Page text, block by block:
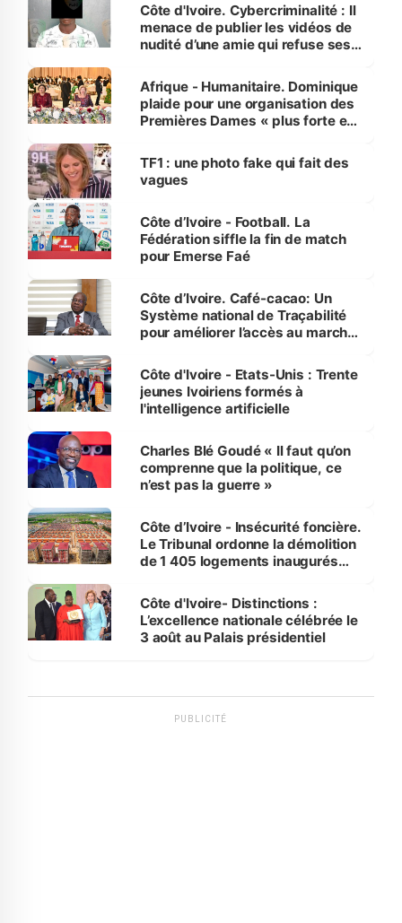
Côte d'Ivoire. Cybercriminalité : Il
menace de publier les vidéos de
nudité d’une amie qui refuse ses
Afrique - Humanitaire. Dominique
plaide pour une organisation des
Premières Dames « plus forte et
sur la scène internationale »
TF1 : une photo fake qui fait des
vagues
Côte d’Ivoire - Football. La
Fédération siffle la fin de match
pour Emerse Faé
Côte d’Ivoire. Café-cacao: Un
Système national de Traçabilité
pour améliorer l’accès au marché
Côte d'Ivoire - Etats-Unis : Trente
jeunes Ivoiriens formés à
l'intelligence artificielle
Charles Blé Goudé « Il faut qu’on
comprenne que la politique, ce
n’est pas la guerre »
Côte d’Ivoire - Insécurité foncière.
Le Tribunal ordonne la démolition
de 1 405 logements inaugurés
Bassam
Côte d'Ivoire- Distinctions :
L’excellence nationale célébrée le
3 août au Palais présidentiel
PUBLICITÉ